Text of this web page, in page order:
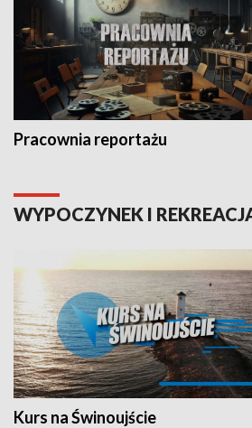
Pracownia reportażu
WYPOCZYNEK I
Kurs na Świnoujście